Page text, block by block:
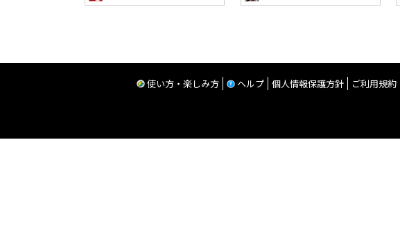
使い方・楽しみ方 ヘルプ 個人情報保護方針 ご利用規約